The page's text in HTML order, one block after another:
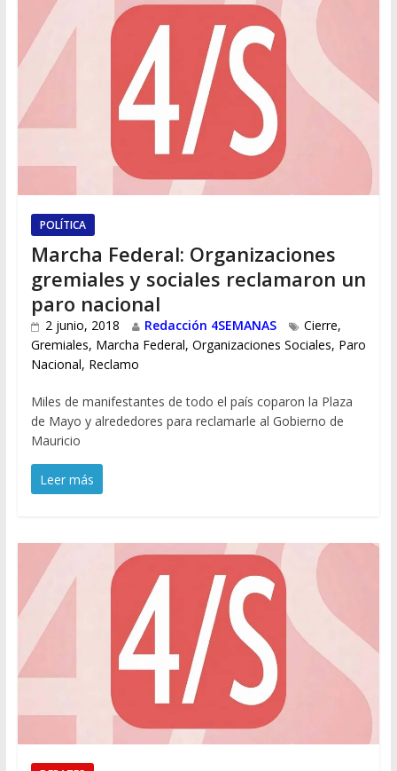
POLÍTICA
Marcha Federal: Organizaciones
gremiales y sociales reclamaron un
paro nacional
2 junio, 2018 Redacción 4SEMANAS Cierre,
Gremiales, Marcha Federal, Organizaciones Sociales, Paro
Nacional, Reclamo
Miles de manifestantes de todo el país coparon la Plaza
de Mayo y alrededores para reclamarle al Gobierno de
Mauricio
Leer más